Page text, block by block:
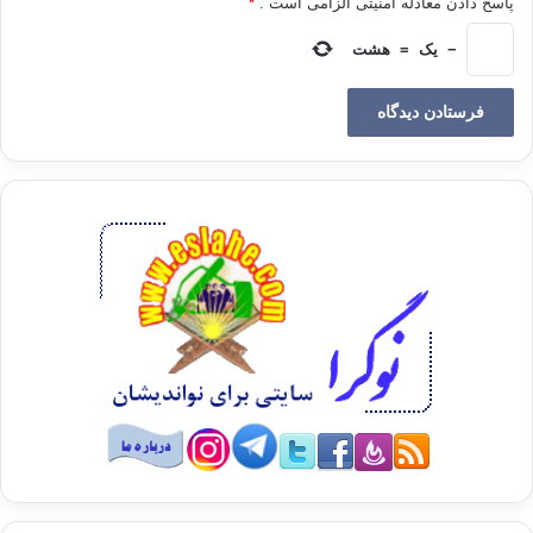
سورۀ عصر گفتیم -‌ تا خود را در عمل صالح تحقّق بخشد و
پیاده‌ کند. هنگامی‌ که این حقیقت ایمان این حرکت را به دنبال
نیاورد نشانۀ نبودن حقیقت ایمان است‌، و می‌رساند اصلاً
ایمانی در میان نیست‌. این چیزی است‌ که این سوره با نصّ‌،
آن را بیان می‌دا‌رد و گویای آن است . . .
(أَرَأَيْتَ الَّذِي يُكَذِّبُ بِالدِّينِ (١)فَذَلِكَ الَّذِي يَدُعُّ الْيَتِيمَ (٢)وَلا يَحُضُّ عَلَى
کسانی که به دین و آئین‌، و سزا و جزا (‌در پیشگاه خدا) ایمان
ندارند، می‌فهمی که چگونه کسانیند؟ آنـان کسانیند که یتیم را
از پیش خود می‌رانند، (‌و دیگران را به سیر کردن‌) و به
خوراک دادن مستمندان تشویق و ترغیب نمی‌نمایند.
هر کسی ‌که توان دیدن را دارد، بیاید و ببیند:
− یک = هشت